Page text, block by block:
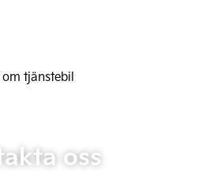
tjänstebil
oss